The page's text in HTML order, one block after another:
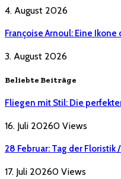
4. August 2026
Françoise Arnoul: Eine
3. August 2026
Beliebte Beiträge
Fliegen mit Stil: Die
16. Juli 20260 Views
28 Februar: Tag der Floristik
17. Juli 20260 Views